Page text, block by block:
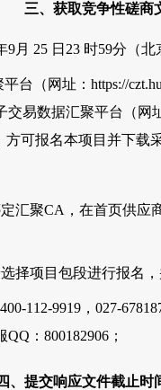
三、获取竞争性磋商
9月 25 日23 时59分（
台（网址：https://
交易数据汇聚平台（网
可报名本项目并下载
汇聚CA，在首页供
择项目包段进行报名
112-9919，027-
：800182906；
、提交响应文件截止时